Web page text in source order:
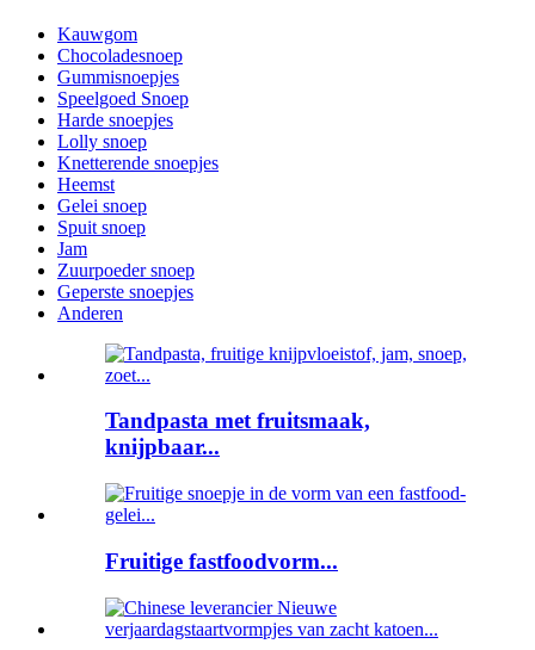
Kauwgom
Chocoladesnoep
Gummisnoepjes
Speelgoed Snoep
Harde snoepjes
Lolly snoep
Knetterende snoepjes
Heemst
Gelei snoep
Spuit snoep
Jam
Zuurpoeder snoep
Geperste snoepjes
Anderen
Tandpasta met fruitsmaak,
knijpbaar...
Fruitige fastfoodvorm...